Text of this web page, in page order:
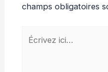
champs obligatoires
Écrivez